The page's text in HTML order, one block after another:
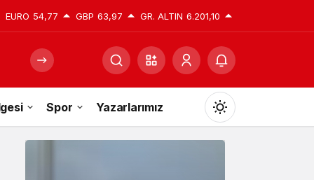
EURO 54,77 GBP 63,97 GR. ALTIN 6.201,10
Spor Yazarlarımız
Mod
değiştir